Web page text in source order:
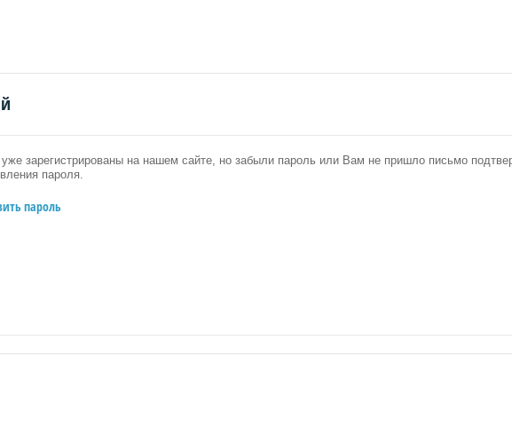
зарегистрированы на нашем сайте, но забыли пароль или Вам не пришло письмо
пароля.
пароль